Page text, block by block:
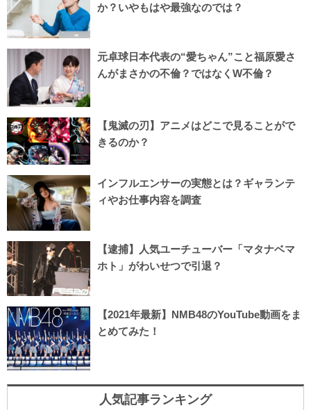
か？いやもはや最強なのでは？
元卓球日本代表の“愛ちゃん”こと福原愛さ
んがまさかの不倫？ではなくW不倫？
【鬼滅の刃】アニメはどこで見ることがで
きるのか？
インフルエンサーの実態とは？ギャランテ
ィやお仕事内容を調査
【逮捕】人気ユーチューバー「マタナベマ
ホト」がわいせつで引退？
【2021年最新】NMB48のYouTube動画をま
とめてみた！
人気記事ランキング